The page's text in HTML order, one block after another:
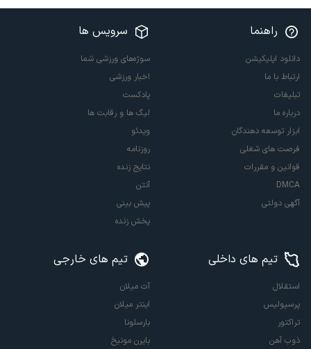
راهنما
دانلود اپلیکیشن
ارتباط با ما
تبلیغات
درباره ما
ابزار توسعه دهندگان
فرصت های شغلی
قوانین و مقررات
DMCA
آگهی دولتی
سرویس ها
سوژه‌های ورزشی شما
اخبار ورزشی
پادکست
لیگ ها و رقابت ها
ویدئو
روزنامه
نتایج زنده
آنتن
پیش بینی
پخش زنده
تیم های داخلی
استقلال
پرسپولیس
تراکتور
ذوب آهن
تیم های خارجی
آث میلان
اینتر میلان
بارسلونا
بایرن مونیخ